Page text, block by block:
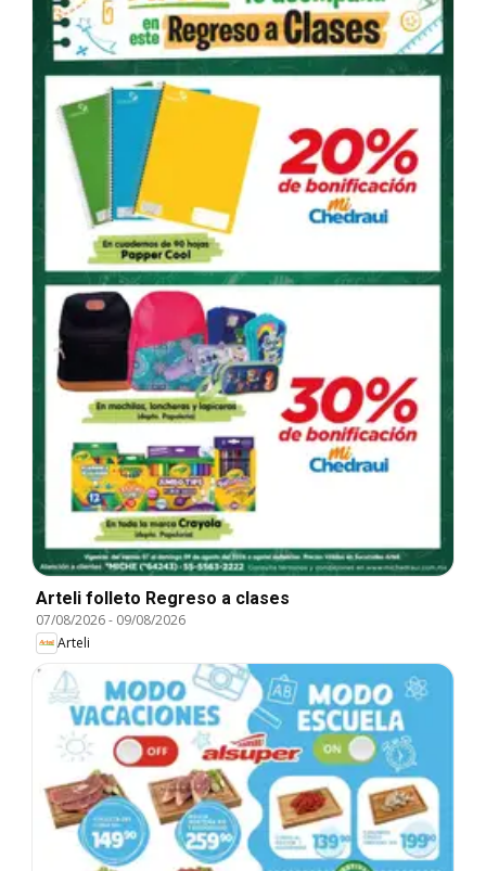
Arteli folleto Regreso a clases
07/08/2026- 09/08/2026
Arteli